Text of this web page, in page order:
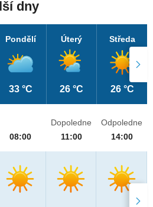
dny
Pondělí
33 °C
Úterý
26 °C
Středa
26 °C
08:00
Dopoledne
11:00
Odpoledne
14:00